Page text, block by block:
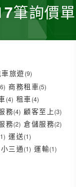
筆詢價單
旅遊(9)
商務租車(5)
(4) 租車(4)
務(4) 顧客至上(3)
務(2) 倉儲服務(2)
運送(1)
小三通(1) 運輸(1)